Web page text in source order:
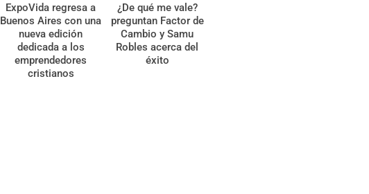
ExpoVida regresa a
Buenos Aires con una
nueva edición
dedicada a los
emprendedores
cristianos
¿De qué me vale?
preguntan Factor de
Cambio y Samu
Robles acerca del
éxito